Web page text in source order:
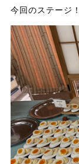
今回のステージ